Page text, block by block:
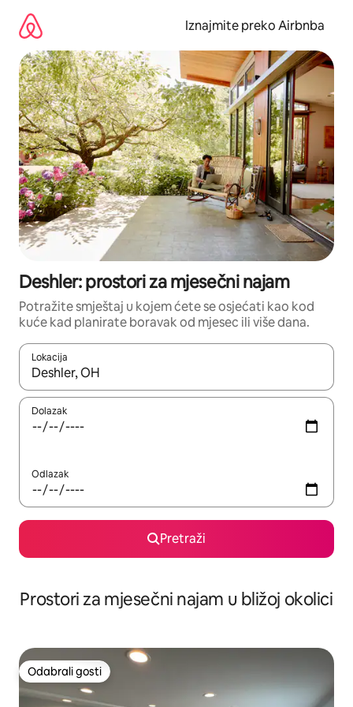
sadržaj
Iznajmite preko Airbnba
Deshler: prostori za mjesečni najam
Potražite smještaj u kojem ćete se osjećati kao kod
kuće kad planirate boravak od mjesec ili više dana.
Lokacija
Kada budu dostupni rezultati, moći ćete ih pregledati
Dolazak
Odlazak
Pretraži
Prostori za mjesečni najam u bližoj okolici
Odabrali gosti
Odabrali gosti